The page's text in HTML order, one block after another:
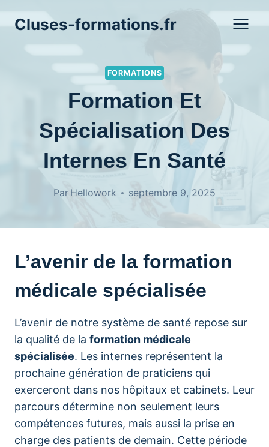
Cluses-formations.fr
FORMATIONS
Formation Et
Spécialisation Des
Internes En Santé
Par Hellowork septembre 9, 2025
L’avenir de la formation
médicale spécialisée
L’avenir de notre système de santé repose sur
la qualité de la formation médicale
spécialisée. Les internes représentent la
prochaine génération de praticiens qui
exerceront dans nos hôpitaux et cabinets. Leur
parcours détermine non seulement leurs
compétences futures, mais aussi la prise en
charge des patients de demain. Cette période